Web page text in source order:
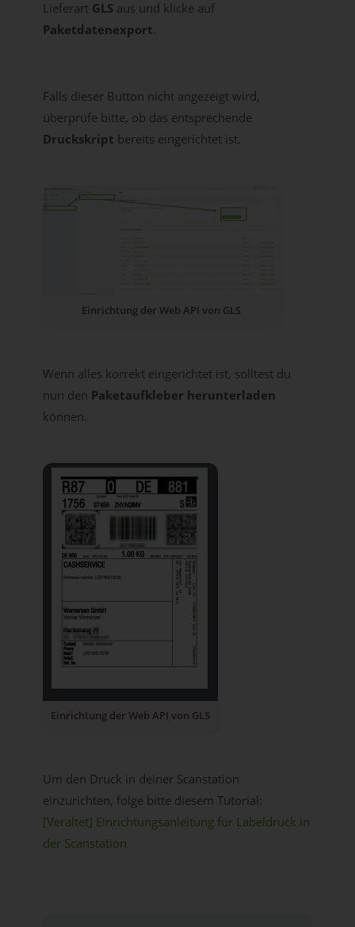
Lieferart GLS aus und klicke auf
Paketdatenexport.
Falls dieser Button nicht angezeigt wird,
überprüfe bitte, ob das entsprechende
Druckskript bereits eingerichtet ist.
Einrichtung der Web API von GLS
Wenn alles korrekt eingerichtet ist, solltest du
nun den Paketaufkleber herunterladen
können.
Einrichtung der Web API von GLS
Um den Druck in deiner Scanstation
einzurichten, folge bitte diesem Tutorial:
[Veraltet] Einrichtungsanleitung für Labeldruck in
der Scanstation